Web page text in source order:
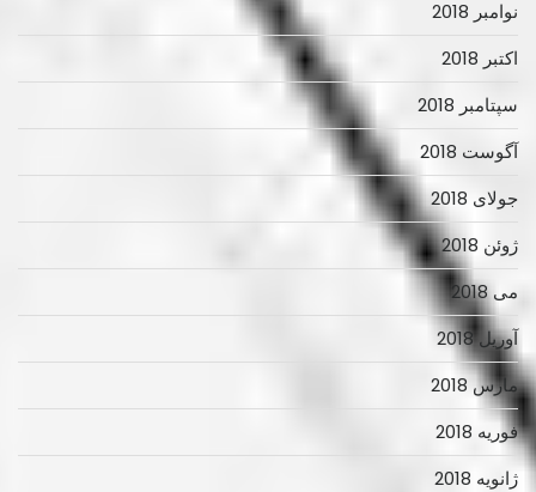
نوامبر 2018
اکتبر 2018
سپتامبر 2018
آگوست 2018
جولای 2018
ژوئن 2018
می 2018
آوریل 2018
مارس 2018
فوریه 2018
ژانویه 2018